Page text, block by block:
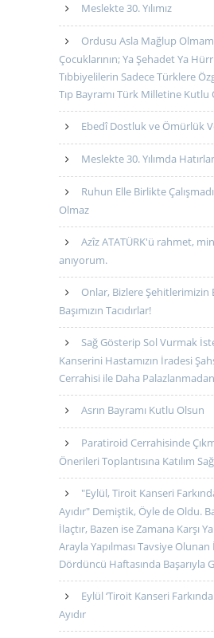
Meslekte 30. Yılımız
Ordusu Asla Mağlup
Çocuklarının; Ya Şehadet Ya
Tıbbiyelilerin Sadece Türklere
Tıp Bayramı Türk Milletine Kutlu
Ebedî Dostluk ve Ömürlük
Meslekte 30. Yılımda
Ruhun Elle Birlikte
Olmaz
Azîz ATATÜRK'ü rahmet,
anıyorum.
Onlar, Bizlere Şehitlerimizin
Başımızın Tacıdırlar!
Sağ Gösterip Sol Vurmak
Kanserini Hastamızın İradesi
Cerrahisi ile Daha
Asrın Bayramı Kutlu Olsun
Paratiroid Cerrahisinde
Önerileri Toplantısına Katılım
"Eylül, Tiroit Kanseri
Ayıdır" Demiştik, Öyle de Oldu.
İlaçtır, Bazen ise Zamana Karşı
Arayla Yapılması Tavsiye
Dördüncü Haftasında Başarıyla
Eylül ‘Tiroit Kanseri
Ayıdır